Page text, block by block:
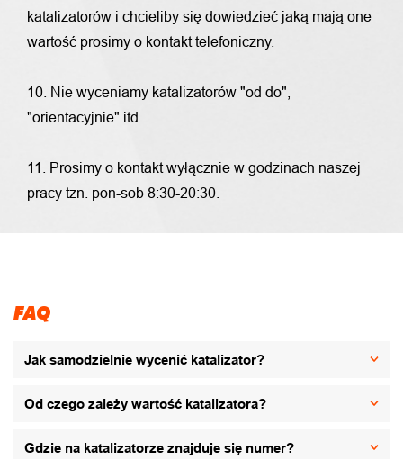
katalizatorów i chcieliby się dowiedzieć jaką mają one
wartość prosimy o kontakt telefoniczny.
10. Nie wyceniamy katalizatorów "od do",
"orientacyjnie" itd.
11. Prosimy o kontakt wyłącznie w godzinach naszej
pracy tzn. pon-sob 8:30-20:30.
FAQ
Jak samodzielnie wycenić katalizator?
Od czego zależy wartość katalizatora?
Gdzie na katalizatorze znajduje się numer?